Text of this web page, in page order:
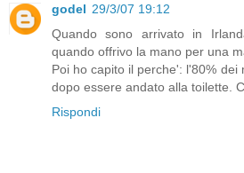
godel 29/3/07 19:12
Quando sono arrivato in
quando offrivo la mano per una
Poi ho capito il perche': l'80% dei
dopo essere andato alla toilette.
Rispondi